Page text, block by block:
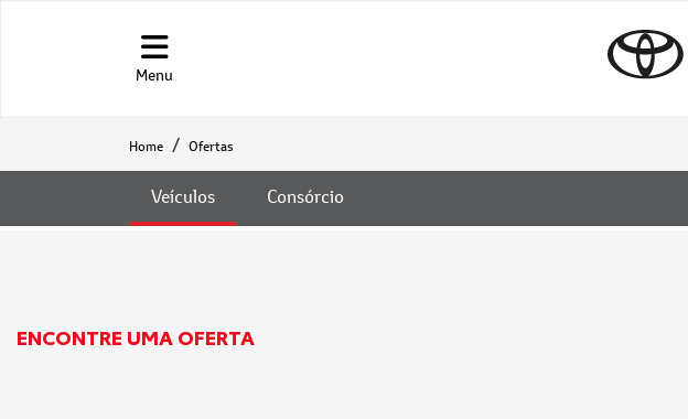
Menu
Home Ofertas
Veículos Consórcio
Ofertas
ENCONTRE UMA OFERTA